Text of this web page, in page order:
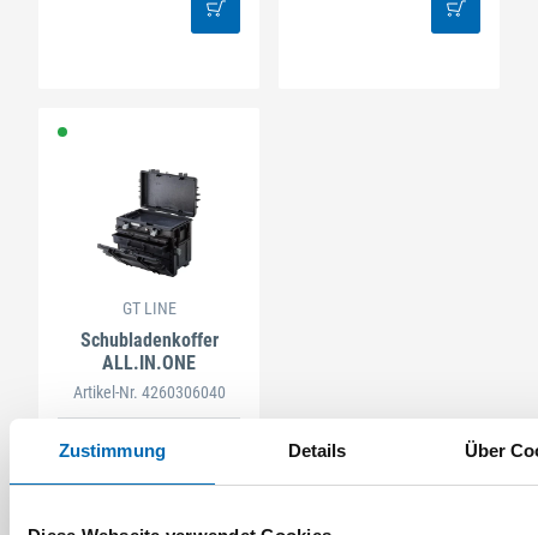
Zustimmung Details Über
GT LINE
Schubladenkoffer
ALL.IN.ONE
Artikel-Nr. 4260306040